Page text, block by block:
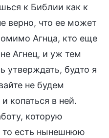
к Библии как к
верно, что ее может
Агнца, кто еще
Агнец, и уж тем
утверждать, будто я
не будем
копаться в ней.
которую
то есть нынешнюю